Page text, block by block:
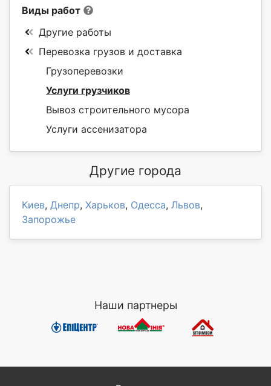
Виды работ
Другие работы
Перевозка грузов и доставка
Грузоперевозки
Услуги грузчиков
Вывоз строительного мусора
Услуги ассенизатора
Другие города
Киев, Днепр, Харьков, Одесса, Львов,
Запорожье
Наши партнеры